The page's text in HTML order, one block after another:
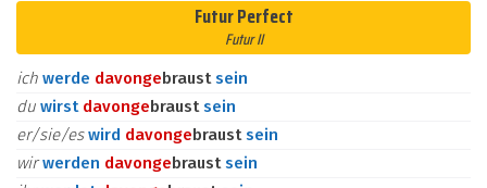
Futur Perfect
Futur II
ich werde davongebraustsein
du wirst davongebraustsein
er/sie/eswird davongebraustsein
wirwerden davongebraustsein